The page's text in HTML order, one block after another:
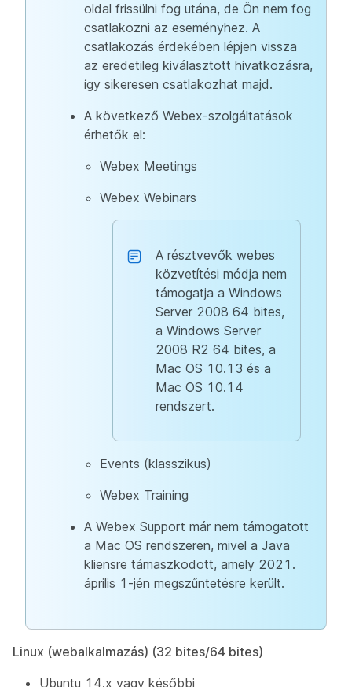
oldal frissülni fog utána, de Ön nem fog
csatlakozni az eseményhez. A
csatlakozás érdekében lépjen vissza
az eredetileg kiválasztott hivatkozásra,
így sikeresen csatlakozhat majd.
A következő Webex-szolgáltatások
érhetők el:
Webex Meetings
Webex Webinars
A résztvevők webes
közvetítési módja nem
támogatja a Windows
Server 2008 64 bites,
a Windows Server
2008 R2 64 bites, a
Mac OS 10.13 és a
Mac OS 10.14
rendszert.
Events (klasszikus)
Webex Training
A Webex Support már nem támogatott
a Mac OS rendszeren, mivel a Java
kliensre támaszkodott, amely 2021.
április 1-jén megszűntetésre került.
Linux (webalkalmazás) (32 bites/64 bites)
Ubuntu 14.x vagy későbbi